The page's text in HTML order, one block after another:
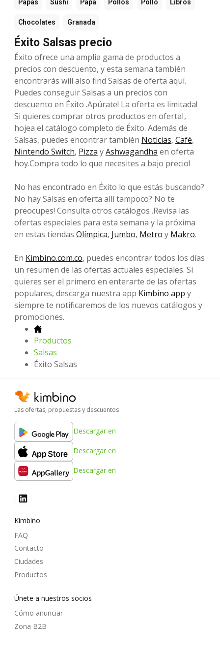
Papas Sushi Papa Pollos Pollo Libros
Chocolates Granada
Éxito Salsas precio
Éxito ofrece una amplia gama de productos a
precios con descuento, y esta semana también
encontrarás will also find Salsas de oferta aquí.
Puedes conseguir Salsas a un precios con
descuento en Éxito .Apúrate! La oferta es limitada!
Si quieres comprar otros productos en ofertaI,
hojea el catálogo completo de Éxito. Además de
Salsas, puedes encontrar también Noticias, Café,
Nintendo Switch, Pizza yAshwagandha en oferta
hoy.Compra todo lo que necesites a bajo precio!
No has encontrado en Éxito lo que estás buscando?
No hay Salsas en oferta allí tampoco? No te
preocupes! Consulta otros catálogos .Revisa las
ofertas especiales para esta semana y la próxima
en estas tiendas Olímpica, Jumbo, Metro y Makro.
En Kimbino.com.co, puedes encontrar todos los días
un resumen de las ofertas actuales especiales. Si
quieres ser el primero en enterarte de las ofertas
populares, descarga nuestra app Kimbino app y
siempre te notificaremos de los nuevos catálogos y
promociones.
Productos
Salsas
Éxito Salsas
Las ofertas, propuestas y descuentos
Descargar en
Descargar en
Descargar en
Kimbino
FAQ
Contacto
Ciudades
Productos
Únete a nuestros socios
Cómo anunciar
Zona B2B